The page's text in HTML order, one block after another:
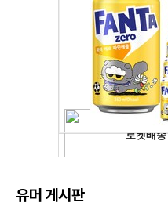
유머 게시판